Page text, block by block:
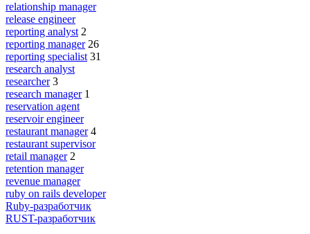
relationship manager
release engineer
reporting analyst 2
reporting manager 26
reporting specialist 31
research analyst
researcher 3
research manager 1
reservation agent
reservoir engineer
restaurant manager 4
restaurant supervisor
retail manager 2
retention manager
revenue manager
ruby on rails developer
Ruby-разработчик
RUST-разработчик